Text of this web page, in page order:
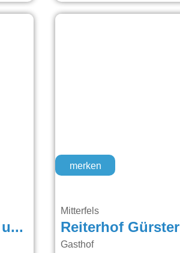
Berggasthof-Pension Seminar- und Tagungshaus Menauer
merken
Mitterfels
Reiterhof Gürster
Gasthof